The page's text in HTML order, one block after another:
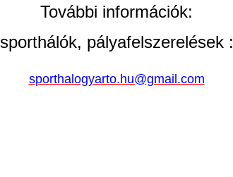
További információk:
sporthálók, pályafelszerelések :
sporthalogyarto.hu@gmail.com